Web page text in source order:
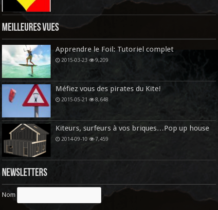
Meilleures vues
Apprendre le Foil: Tutoriel complet
2015-03-23 9,209
Méfiez vous des pirates du Kite!
2015-05-21 8,648
Kiteurs, surfeurs à vos briques…Pop up house
2014-09-10 7,459
Newsletters
Nom